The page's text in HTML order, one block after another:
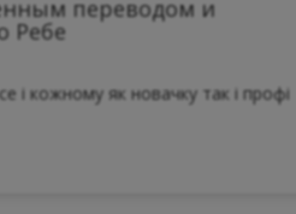
переводом и
Ребе
і кожному як новачку так і профі